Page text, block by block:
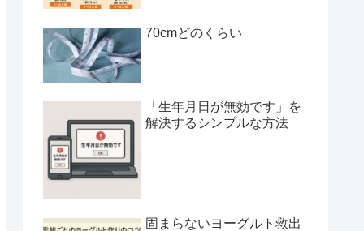
70cmどのくらい
「生年月日が無効です」を
解決するシンプルな方法
固まらないヨーグルト救出